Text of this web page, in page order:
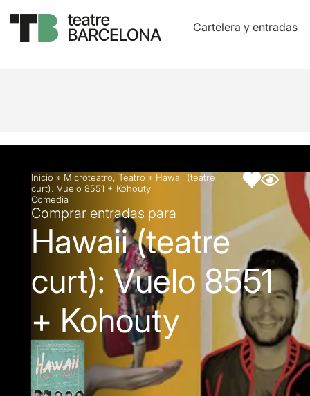
Cartelera y entradas
Descripción Ficha artística Fotos y vídeos
Inicio » Microteatro, Teatro » Hawaii (teatre
curt): Vuelo 8551 + Kohouty
Comedia
Comprar entradas para
Hawaii (teatre
curt): Vuelo 8551
+ Kohouty